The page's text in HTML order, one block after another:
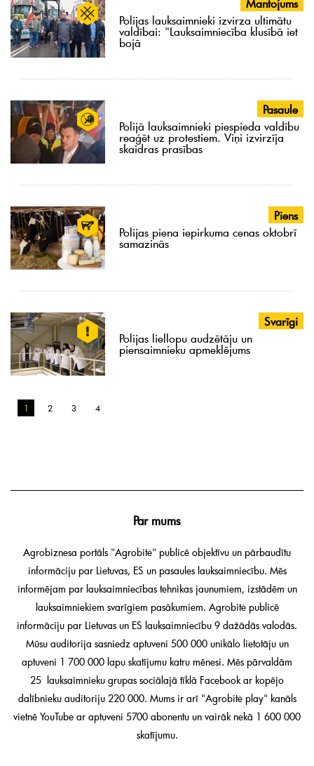
Mantojums
Polijas lauksaimnieki izvirza ultimātu
valdībai: "Lauksaimniecība klusībā iet
bojā
Pasaule
Polijā lauksaimnieki piespieda valdību
reaģēt uz protestiem. Viņi izvirzīja
skaidras prasības
Piens
Polijas piena iepirkuma cenas oktobrī
samazinās
Svarīgi
Polijas liellopu audzētāju un
piensaimnieku apmeklējums
1 2 3 4
Par mums
Agrobiznesa portāls "Agrobitė" publicē objektīvu un pārbaudītu
informāciju par Lietuvas, ES un pasaules lauksaimniecību. Mēs
informējam par lauksaimniecības tehnikas jaunumiem, izstādēm un
lauksaimniekiem svarīgiem pasākumiem. Agrobitė publicē
informāciju par Lietuvas un ES lauksaimniecību 9 dažādās valodās.
Mūsu auditorija sasniedz aptuveni 500 000 unikālo lietotāju un
aptuveni 1 700 000 lapu skatījumu katru mēnesi. Mēs pārvaldām
25 lauksaimnieku grupas sociālajā tīklā Facebook ar kopējo
dalībnieku auditoriju 220 000. Mums ir arī "Agrobitė play" kanāls
vietnē YouTube ar aptuveni 5700 abonentu un vairāk nekā 1 600 000
skatījumu.